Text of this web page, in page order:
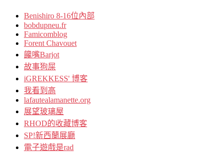
Benishiro 8-16位內部
bobdupneu.fr
Famicomblog
Forent Chavouet
饞嘴Barjot
故事狗屎
iGREKKESS' 博客
我看到高
lafautealamanette.org
展望玻璃屋
RHOD的收藏博客
SP!新西蘭展廳
電子遊戲是rad